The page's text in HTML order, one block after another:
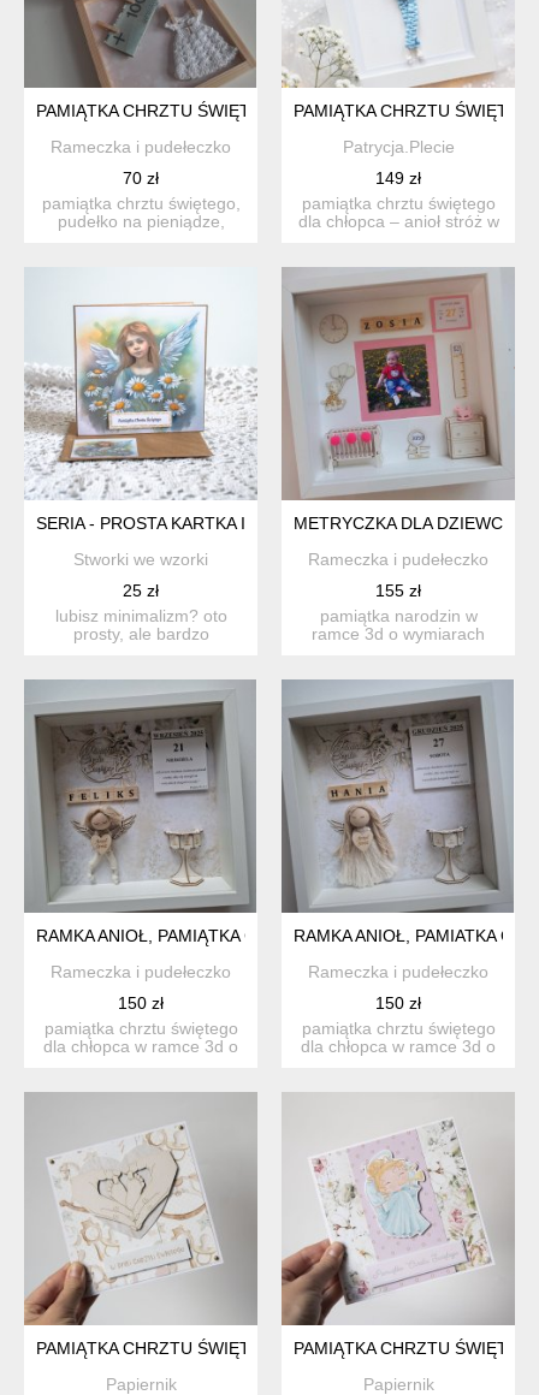
PAMIĄTKA CHRZTU ŚWIĘTEGO, PUDEŁKO NA PIENIĄDZE,
Rameczka i pudełeczko
70 zł
pamiątka chrztu świętego,
pudełko na pieniądze,
PAMIĄTKA CHRZTU
Patrycja.Plecie
149 zł
pamiątka chrztu świętego
dla chłopca – anioł stróż w
SERIA - PROSTA KARTKA I KOPERTA - PAMIĄTKA CHRZTU
Stworki we wzorki
25 zł
lubisz minimalizm? oto
prosty, ale bardzo
METRYCZKA DLA
Rameczka i pudełeczko
155 zł
pamiątka narodzin w
ramce 3d o wymiarach
RAMKA ANIOŁ, PAMIĄTKA CHRZTU ŚWIĘTEGO CHŁOPIEC
Rameczka i pudełeczko
150 zł
pamiątka chrztu świętego
dla chłopca w ramce 3d o
RAMKA ANIOŁ, PAMIATKA
Rameczka i pudełeczko
150 zł
pamiątka chrztu świętego
dla chłopca w ramce 3d o
PAMIĄTKA CHRZTU ŚWIĘTEGO KARTKA NA CHRZEST
Papiernik
PAMIĄTKA CHRZTU
Papiernik